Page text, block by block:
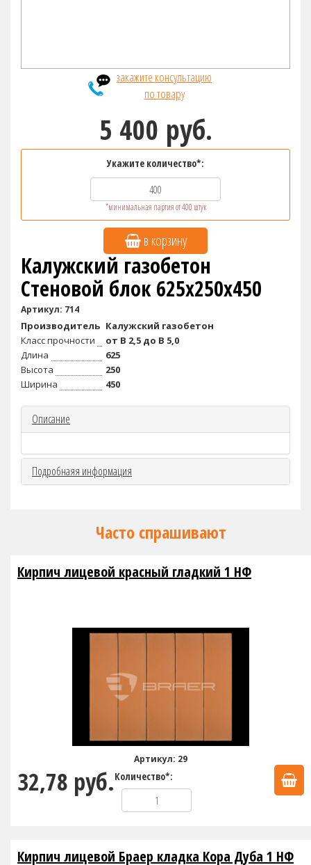
закажите консультацию
по товару
5 400 руб.
Укажите количество*:
*минимальная партия от 400 штук
в корзину
Калужский газобетон
Стеновой блок 625х250х450
Артикул: 714
Производитель Калужский газобетон
Класс прочности
от B 2,5 до B 5,0
Длина
625
Высота
250
Ширина
450
Описание
Подробнаяя информация
Часто спрашивают
Кирпич лицевой красный гладкий 1 НФ
Артикул: 29
32,78 руб.Количество*:
Кирпич лицевой Браер кладка Кора Дуба 1 НФ